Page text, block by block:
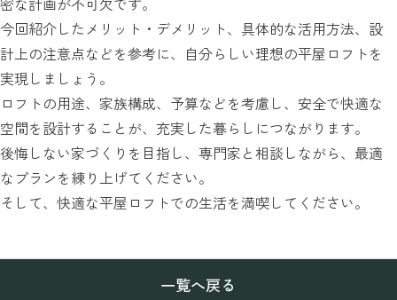
今回紹介したメリット・デメリット、具体的な活用方法、設
計上の注意点などを参考に、自分らしい理想の平屋ロフトを
実現しましょう。
ロフトの用途、家族構成、予算などを考慮し、安全で快適な
空間を設計することが、充実した暮らしにつながります。
後悔しない家づくりを目指し、専門家と相談しながら、最適
なプランを練り上げてください。
そして、快適な平屋ロフトでの生活を満喫してください。
一覧へ戻る